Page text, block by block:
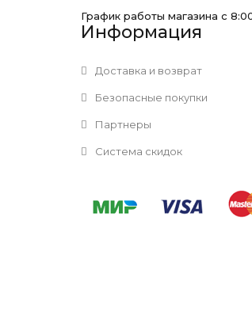
График работы магазина с
Информация
Доставка и возврат
Безопасные покупки
Партнеры
Система скидок